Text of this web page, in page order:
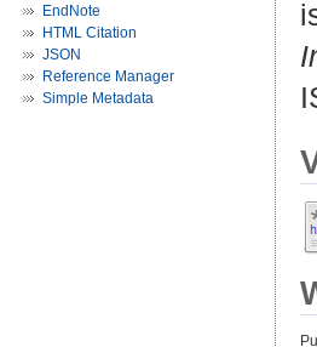
EndNote
HTML Citation
JSON
Reference Manager
Simple Metadata